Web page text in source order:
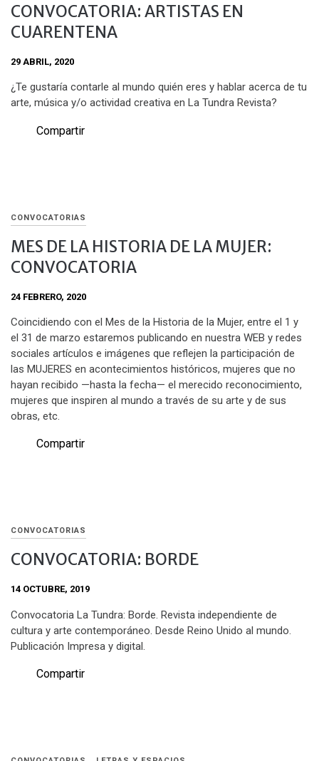
CONVOCATORIA: ARTISTAS EN
CUARENTENA
29 ABRIL, 2020
¿Te gustaría contarle al mundo quién eres y hablar acerca de tu
arte, música y/o actividad creativa en La Tundra Revista?
Compartir
CONVOCATORIAS
MES DE LA HISTORIA DE LA MUJER:
CONVOCATORIA
24 FEBRERO, 2020
Coincidiendo con el Mes de la Historia de la Mujer, entre el 1 y
el 31 de marzo estaremos publicando en nuestra WEB y redes
sociales artículos e imágenes que reflejen la participación de
las MUJERES en acontecimientos históricos, mujeres que no
hayan recibido —hasta la fecha— el merecido reconocimiento,
mujeres que inspiren al mundo a través de su arte y de sus
obras, etc.
Compartir
CONVOCATORIAS
CONVOCATORIA: BORDE
14 OCTUBRE, 2019
Convocatoria La Tundra: Borde. Revista independiente de
cultura y arte contemporáneo. Desde Reino Unido al mundo.
Publicación Impresa y digital.
Compartir